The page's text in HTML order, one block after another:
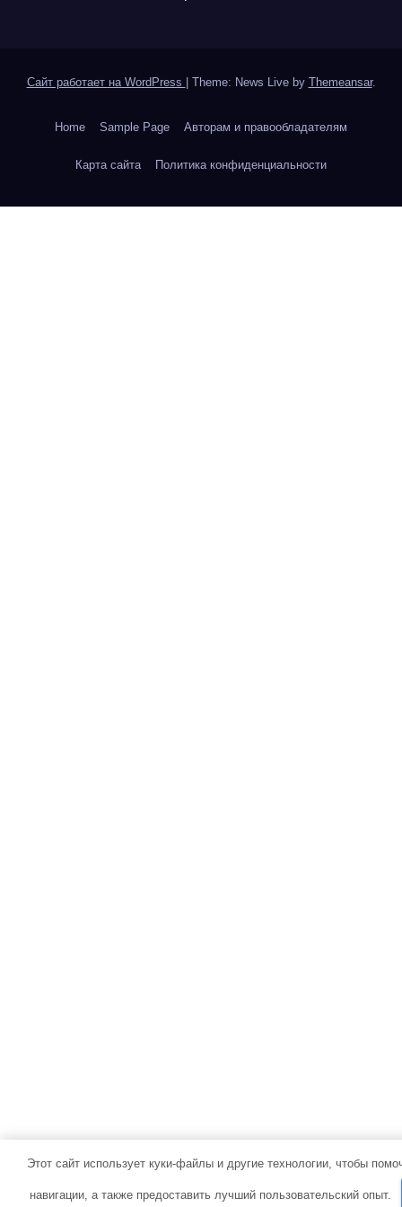
Сайт работает на WordPress | Theme: News Live by Themeansar.
Home Sample Page Авторам и правообладателям
Карта сайта Политика конфиденциальности
Этот сайт использует куки-файлы и другие технологии, чтобы
навигации, а также предоставить лучший пользовательский опыт.